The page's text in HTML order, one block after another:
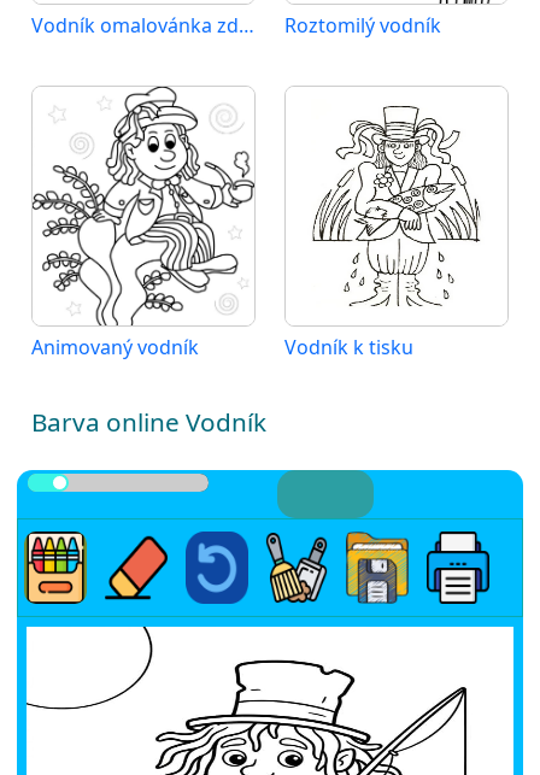
Vodník omalovánka zdarma Roztomilý vodník
Animovaný vodník Vodník k tisku
Barva online Vodník